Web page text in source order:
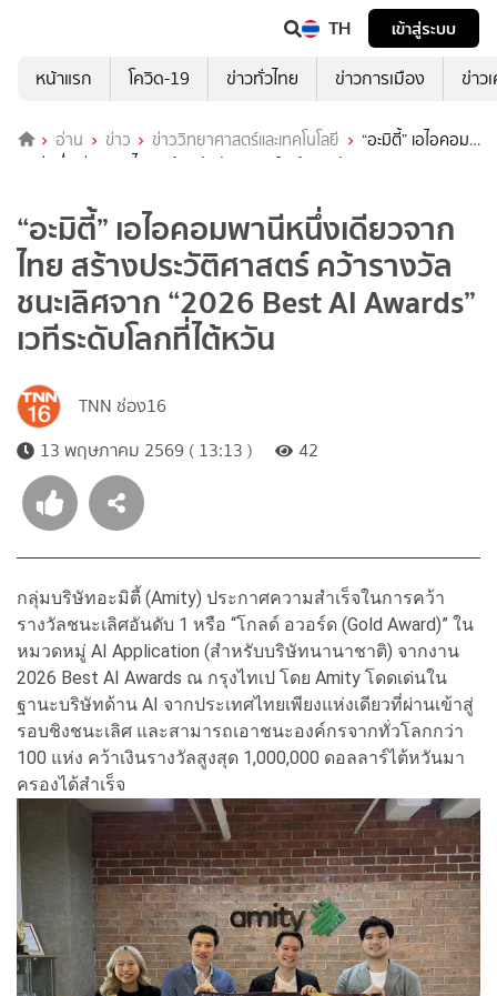
TH
เข้าสู่ระบบ
หน้าแรก
โควิด-19 ข่าวทั่วไทย ข่าวการเมือง ข่าว
อ่าน ข่าว ข่าววิทยาศาสตร์และเทคโนโลยี
“อะมิตี้” เอไอคอม
พานีหนึ่งเดียวจากไทย สร้างประวัติศาสตร์ คว้ารางวัลชนะเลิศจาก “2026
“อะมิตี้” เอไอคอมพานีหนึ่งเดียวจาก
ไทย สร้างประวัติศาสตร์ คว้ารางวัล
ชนะเลิศจาก “2026 Best AI Awards”
เวทีระดับโลกที่ไต้หวัน
TNN ช่อง16
13 พฤษภาคม 2569 ( 13:13 )
42
กลุ่มบริษัทอะมิตี้ (Amity) ประกาศความสำเร็จในการคว้า
รางวัลชนะเลิศอันดับ 1 หรือ “โกลด์ อวอร์ด (Gold Award)” ใน
หมวดหมู่ AI Application (สำหรับบริษัทนานาชาติ) จากงาน
2026 Best AI Awards ณ กรุงไทเป โดย Amity โดดเด่นใน
ฐานะบริษัทด้าน AI จากประเทศไทยเพียงแห่งเดียวที่ผ่านเข้าสู่
รอบชิงชนะเลิศ และสามารถเอาชนะองค์กรจากทั่วโลกกว่า
100 แห่ง คว้าเงินรางวัลสูงสุด 1,000,000 ดอลลาร์ไต้หวันมา
ครองได้สำเร็จ